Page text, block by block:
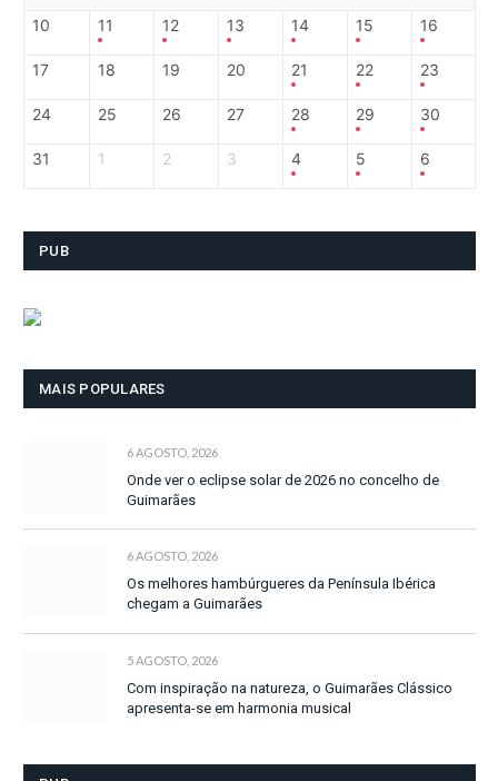
10 11 12 13 14 15 16
17 18 19 20 21 22 23
24 25 26 27 28 29 30
31 1 2 3 4 5 6
PUB
MAIS POPULARES
6 AGOSTO, 2026
Onde ver o eclipse solar de 2026 no concelho de
Guimarães
6 AGOSTO, 2026
Os melhores hambúrgueres da Península Ibérica
chegam a Guimarães
5 AGOSTO, 2026
Com inspiração na natureza, o Guimarães Clássico
apresenta-se em harmonia musical